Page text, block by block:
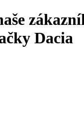
Dacia